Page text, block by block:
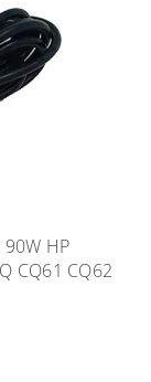
90W HP
CQ61 CQ62